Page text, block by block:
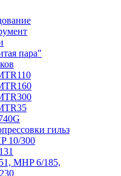
пара"
гильз
10/300
MHP 6/185,